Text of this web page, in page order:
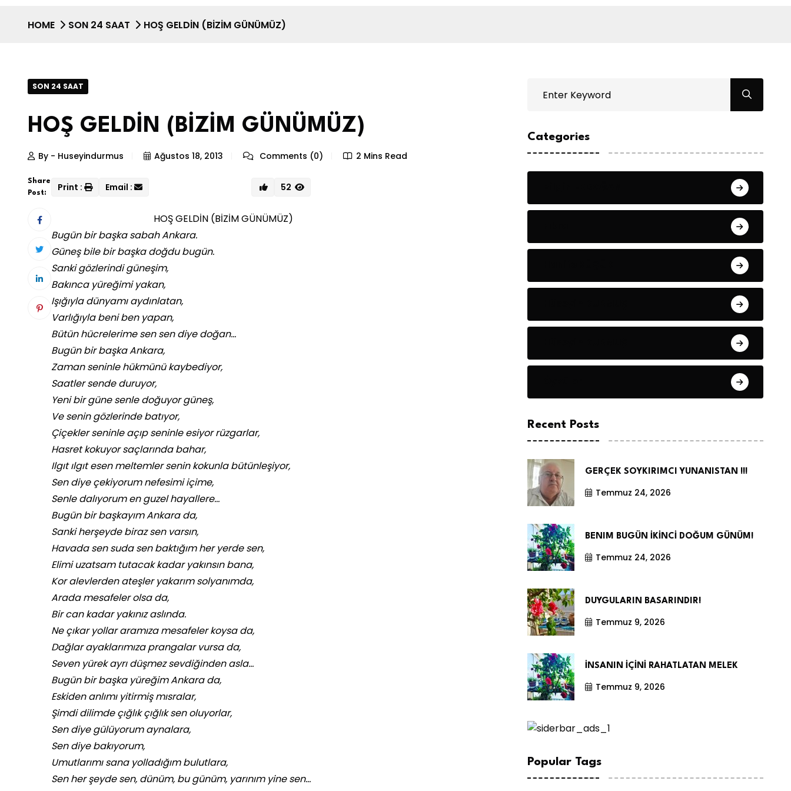
HOME SON 24 SAAT HOŞ GELDİN (BİZİM GÜNÜMÜZ)
SON 24 SAAT
HOŞ GELDİN (BİZİM GÜNÜMÜZ)
By - Huseyindurmus Ağustos 18, 2013 Comments (0) 2 Mins Read
Share
Post:
Print : Email : 52
HOŞ GELDİN (BİZİM GÜNÜMÜZ)
Bugün bir başka sabah Ankara.
Güneş bile bir başka doğdu bugün.
Sanki gözlerindi güneşim,
Bakınca yüreğimi yakan,
Işığıyla dünyamı aydınlatan,
Varlığıyla beni ben yapan,
Bütün hücrelerime sen sen diye doğan…
Bugün bir başka Ankara,
Zaman seninle hükmünü kaybediyor,
Saatler sende duruyor,
Yeni bir güne senle doğuyor güneş,
Ve senin gözlerinde batıyor,
Çiçekler seninle açıp seninle esiyor rüzgarlar,
Hasret kokuyor saçlarında bahar,
Ilgıt ılgıt esen meltemler senin kokunla bütünleşiyor,
Sen diye çekiyorum nefesimi içime,
Senle dalıyorum en guzel hayallere…
Bugün bir başkayım Ankara da,
Sanki herşeyde biraz sen varsın,
Havada sen suda sen baktığım her yerde sen,
Elimi uzatsam tutacak kadar yakınsın bana,
Kor alevlerden ateşler yakarım solyanımda,
Arada mesafeler olsa da,
Bir can kadar yakınız aslında.
Ne çıkar yollar aramıza mesafeler koysa da,
Dağlar ayaklarımıza prangalar vursa da,
Seven yürek ayrı düşmez sevdiğinden asla…
Bugün bir başka yüreğim Ankara da,
Eskiden anlımı yitirmiş mısralar,
Şimdi dilimde çığlık çığlık sen oluyorlar,
Sen diye gülüyorum aynalara,
Sen diye bakıyorum,
Umutlarımı sana yolladığım bulutlara,
Sen her şeyde sen, dünüm, bu günüm, yarınım yine sen…
Categories
Recent Posts
GERÇEK SOYKIRIMCI YUNANISTAN !!!
Temmuz 24, 2026
BENIM BUGÜN İKİNCİ DOĞUM GÜNÜM!
Temmuz 24, 2026
DUYGULARIN BASARINDIR!
Temmuz 9, 2026
İNSANIN İÇİNİ RAHATLATAN MELEK
Temmuz 9, 2026
Popular Tags